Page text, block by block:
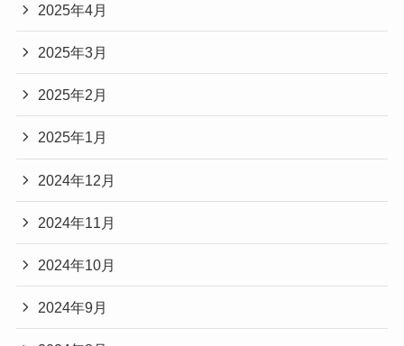
2025年4月
2025年3月
2025年2月
2025年1月
2024年12月
2024年11月
2024年10月
2024年9月